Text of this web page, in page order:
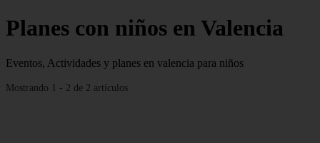
Planes con niños en Valencia
Eventos, Actividades y planes en valencia para niños
Mostrando 1 - 2 de 2 artículos